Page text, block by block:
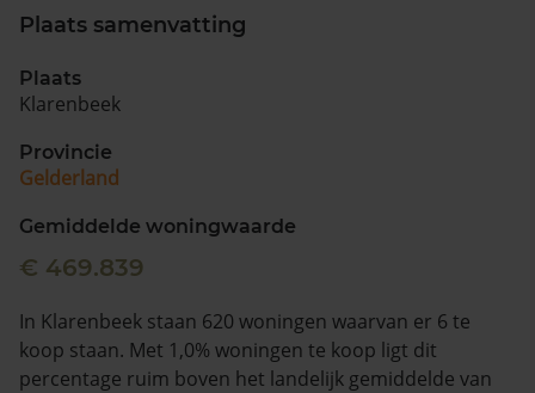
Zoek een woning
088 220 4200
Maandag t/m vrijdag - 08:00 -18:00
Plaats samenvatting
Plaats
Klarenbeek
Provincie
Gelderland
Gemiddelde woningwaarde
€ 469.839
In Klarenbeek staan 620 woningen waarvan er 6 te
koop staan. Met 1,0% woningen te koop ligt dit
percentage ruim boven het landelijk gemiddelde van